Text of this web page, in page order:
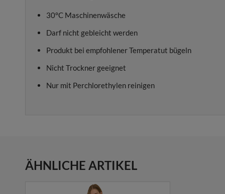
30°C Maschinenwäsche
Darf nicht gebleicht werden
Produkt bei empfohlener Temperatut bügeln
Nicht Trockner geeignet
Nur mit Perchlorethylen reinigen
ÄHNLICHE ARTIKEL